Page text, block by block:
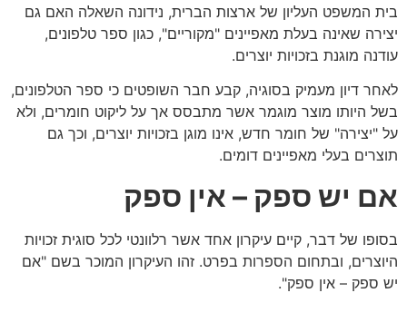
בית המשפט העליון של ארצות הברית, נידונה השאלה האם גם
יצירה שאינה בעלת מאפיינים "מקוריים", כגון ספר טלפונים,
עודנה מוגנת בזכויות יוצרים.
לאחר דיון מעמיק בסוגיה, קבע חבר השופטים כי ספר הטלפונים,
בשל היותו מוצר מוגמר אשר מתבסס אך על ליקוט חומרים, ולא
על "יצירה" של חומר חדש, אינו מוגן בזכויות יוצרים, וכך גם
תוצרים בעלי מאפיינים דומים.
אם יש ספק – אין ספק
בסופו של דבר, קיים עיקרון אחד אשר רלוונטי לכל סוגית זכויות
היוצרים, ובתחום הספרות בפרט. זהו העיקרון המוכר בשם "אם
יש ספק – אין ספק".